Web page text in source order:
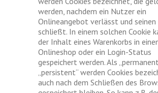
werden, nachdem ein Nutzer ein
Onlineangebot verlässt und
schließt. In einem solchen Cookie
der Inhalt eines Warenkorbs in
Onlineshop oder ein Login-Status
gespeichert werden. Als
„persistent“ werden Cookies
auch nach dem Schließen des